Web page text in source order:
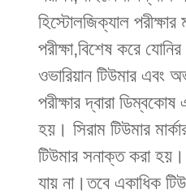
হিস্টোলজিক্যাল পরীক্ষার
পরীক্ষা,বিশেষ করে
ওভারিয়ান টিউমার এবং
পরীক্ষার দ্বারা
হয়। সিরাম টিউমার
টিউমার সনাক্ত করা হয়।
যায় না।তবে একাধিক